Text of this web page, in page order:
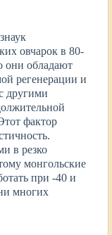
овчарок в 80-
они обладают
регенерации и
другими
фактор
в резко
монгольские
при -40 и
многих